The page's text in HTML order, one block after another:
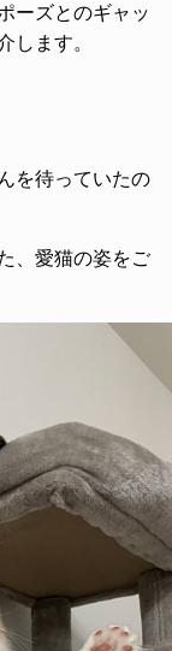
ーズとのギャッ
します。
を待っていたの
、愛猫の姿をご